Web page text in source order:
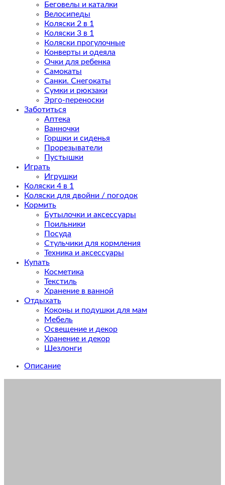
Беговелы и каталки
Велосипеды
Коляски 2 в 1
Коляски 3 в 1
Коляски прогулочные
Конверты и одеяла
Очки для ребенка
Самокаты
Санки. Снегокаты
Сумки и рюкзаки
Эрго-переноски
Заботиться
Аптека
Ванночки
Горшки и сиденья
Прорезыватели
Пустышки
Играть
Игрушки
Коляски 4 в 1
Коляски для двойни / погодок
Кормить
Бутылочки и аксессуары
Поильники
Посуда
Стульчики для кормления
Техника и аксессуары
Купать
Косметика
Текстиль
Хранение в ванной
Отдыхать
Коконы и подушки для мам
Мебель
Освещение и декор
Хранение и декор
Шезлонги
Описание